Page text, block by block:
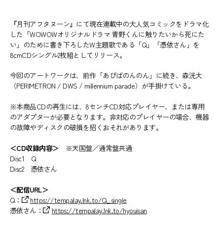
『月刊アフタヌーン』にて現在連載中の大人気コミックをドラマ化
した「WOWOWオリジナルドラマ 青野くんに触りたいから死にた
い」のために書き下ろしたW主題歌である「Q」「憑依さん」を
8cmCDシングル2枚組としてリリース。
今回のアートワークは、前作「あびばのんのん」に続き、森洸大
（PERIMETRON / DWS / millennium parade）が手掛けている。
※本商品CDの再生には、8センチCD対応プレイヤー、または専用
のアダプターが必要となります。非対応のプレイヤーの場合、機器
の故障やディスクの破損を招くおそれがあります。
＜CD収録内容＞ ※天国盤／通常盤共通
Disc1 Q
Disc2 憑依さん
＜配信URL＞​​​​​​
Q：
https://tempalay.lnk.to/Q_single
憑依さん：
https://tempalay.lnk.to/hyouisan